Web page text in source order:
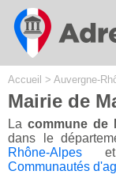
Accueil > Auvergne-
Mairie de
La commune de
dans le
Rhône-Alpes et
Communautés
Cookies